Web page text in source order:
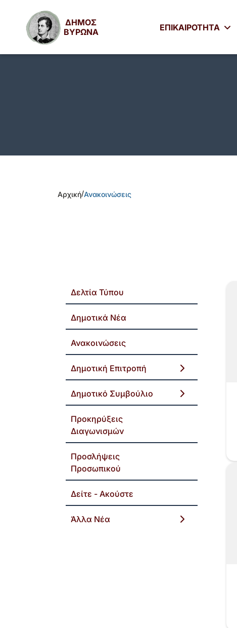
ΔΗΜΟΣ
ΒΥΡΩΝΑ
ΕΠΙΚΑΙΡΟΤΗΤΑ
Αρχική/Ανακοινώσεις
Δελτία Τύπου
Δημοτικά Νέα
Ανακοινώσεις
Δημοτική Επιτροπή
Δημοτικό Συμβούλιο
Προκηρύξεις
Διαγωνισμών
Προσλήψεις
Προσωπικού
Δείτε - Ακούστε
Άλλα Νέα